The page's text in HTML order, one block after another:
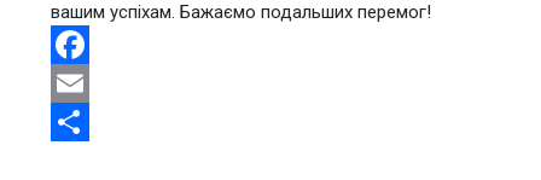
вашим успіхам. Бажаємо подальших перемог!
Facebook
Email